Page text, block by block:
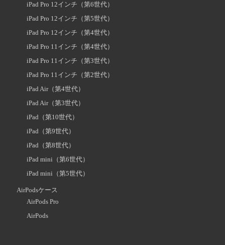
iPad Pro 12インチ（第6世代）
iPad Pro 12インチ（第5世代）
iPad Pro 12インチ（第4世代）
iPad Pro 11インチ（第4世代）
iPad Pro 11インチ（第3世代）
iPad Pro 11インチ（第2世代）
iPad Air（第4世代）
iPad Air（第3世代）
iPad（第10世代）
iPad（第9世代）
iPad（第8世代）
iPad mini（第6世代）
iPad mini（第5世代）
AirPodsケース
AirPods Pro
AirPods